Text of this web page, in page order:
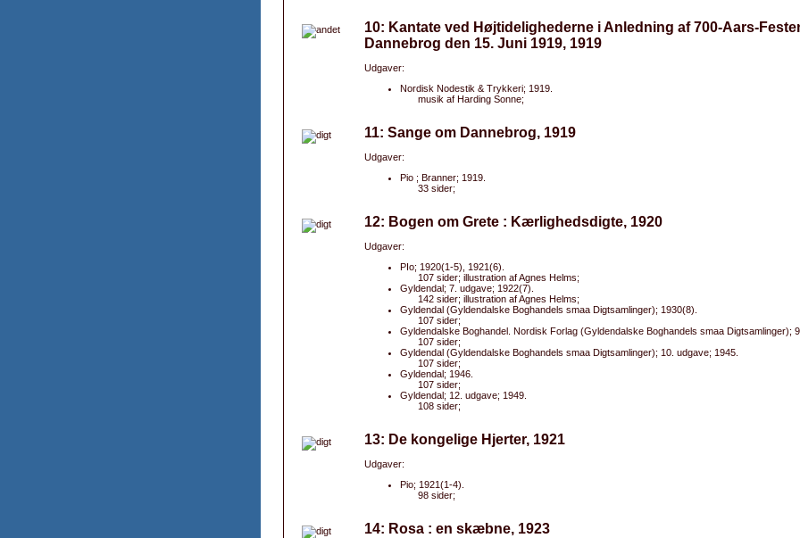
10: Kantate ved Højtidelighederne i Anledning af 700-Aars-
Dannebrog den 15. Juni 1919, 1919
Udgaver:
Nordisk Nodestik & Trykkeri; 1919.
musik af Harding Sonne;
11: Sange om Dannebrog, 1919
Udgaver:
Pio ; Branner; 1919.
33 sider;
12: Bogen om Grete : Kærlighedsdigte, 1920
Udgaver:
PIo; 1920(1-5), 1921(6).
107 sider; illustration af Agnes Helms;
Gyldendal; 7. udgave; 1922(7).
142 sider; illustration af Agnes Helms;
Gyldendal (Gyldendalske Boghandels smaa Digtsamlinger); 1930(8).
107 sider;
Gyldendalske Boghandel. Nordisk Forlag (Gyldendalske Boghandels smaa Digtsamlinger);
107 sider;
Gyldendal (Gyldendalske Boghandels smaa Digtsamlinger); 10. udgave; 1945.
107 sider;
Gyldendal; 1946.
107 sider;
Gyldendal; 12. udgave; 1949.
108 sider;
13: De kongelige Hjerter, 1921
Udgaver:
Pio; 1921(1-4).
98 sider;
14: Rosa : en skæbne, 1923